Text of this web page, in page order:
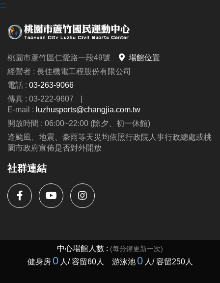
料，領獎則視同同意提供本人資料，可請櫃檯註明僅
- 本活動作業說明蘆竹國民運動中心保有解釋、修正、
盡事宜則以網站公告為主。
洽詢專線 : (03)263-9066 分機114、115
官網 :
https://www.lzsports.com.tw/zh_TW/news/pageID/1/
FB : @桃園市蘆竹國民運動中心
IG : @luzhusports
:::
桃園市蘆竹區仁愛路一段49號
場館位置
經營者 : 長佳機電工程股份有限公司
電話 : 03-263-9066
傳真 : 03-222-9607
|
E-mail : luzhusports@changjia.com.tw
開放時間 : 06:00~22:00 (除夕、初一休館)
逢颱風、地震、豪雨等天災均依照行政院人事行政總處或桃
園市政府宣佈是否對外開放
社群連結